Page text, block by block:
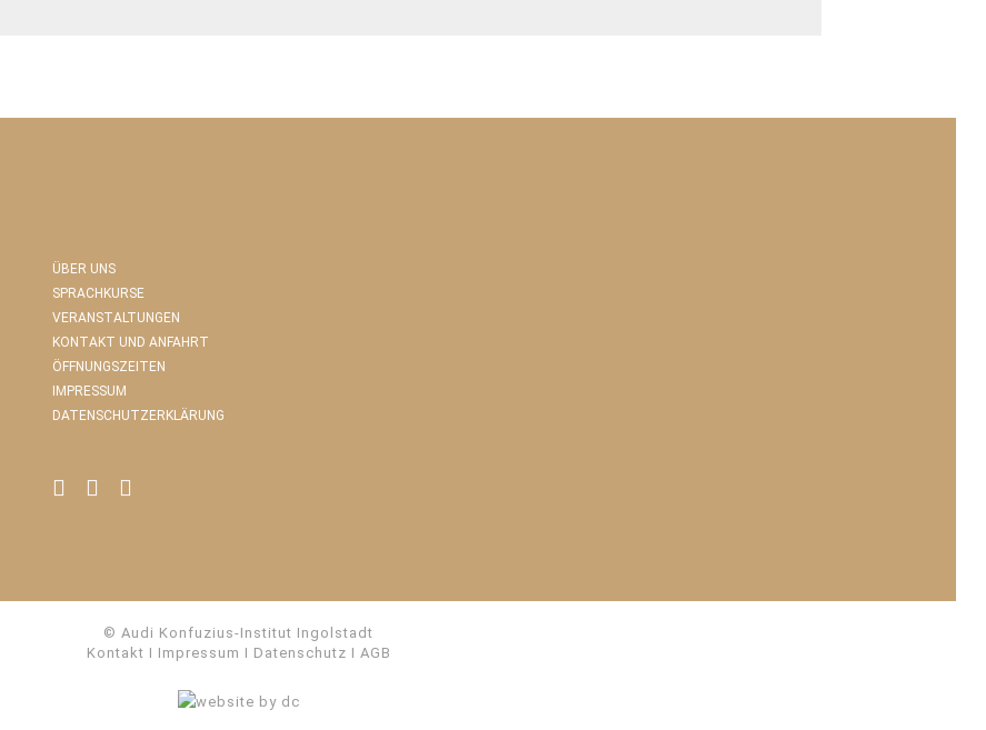
ÜBER UNS
SPRACHKURSE
VERANSTALTUNGEN
KONTAKT UND ANFAHRT
ÖFFNUNGSZEITEN
IMPRESSUM
DATENSCHUTZERKLÄRUNG
© Audi Konfuzius-Institut Ingolstadt
Kontakt I Impressum I Datenschutz I AGB